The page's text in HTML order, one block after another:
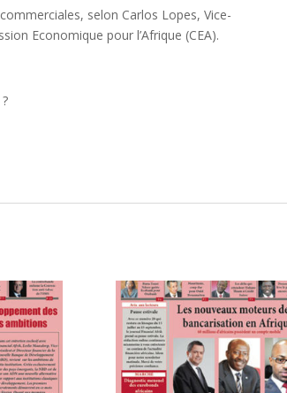
selon Carlos Lopes, Vice-
Economique pour l’Afrique (CEA).